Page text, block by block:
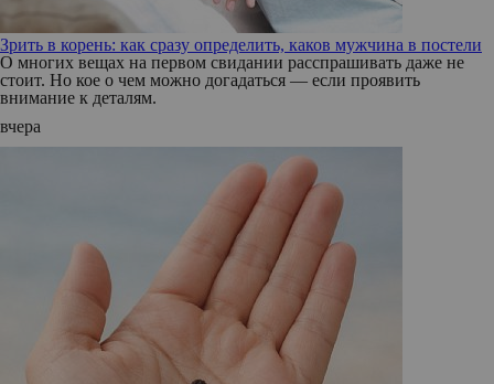
Зрить в корень: как сразу определить, каков мужчина в постели
О многих вещах на первом свидании расспрашивать даже не
стоит. Но кое о чем можно догадаться — если проявить
внимание к деталям.
вчера